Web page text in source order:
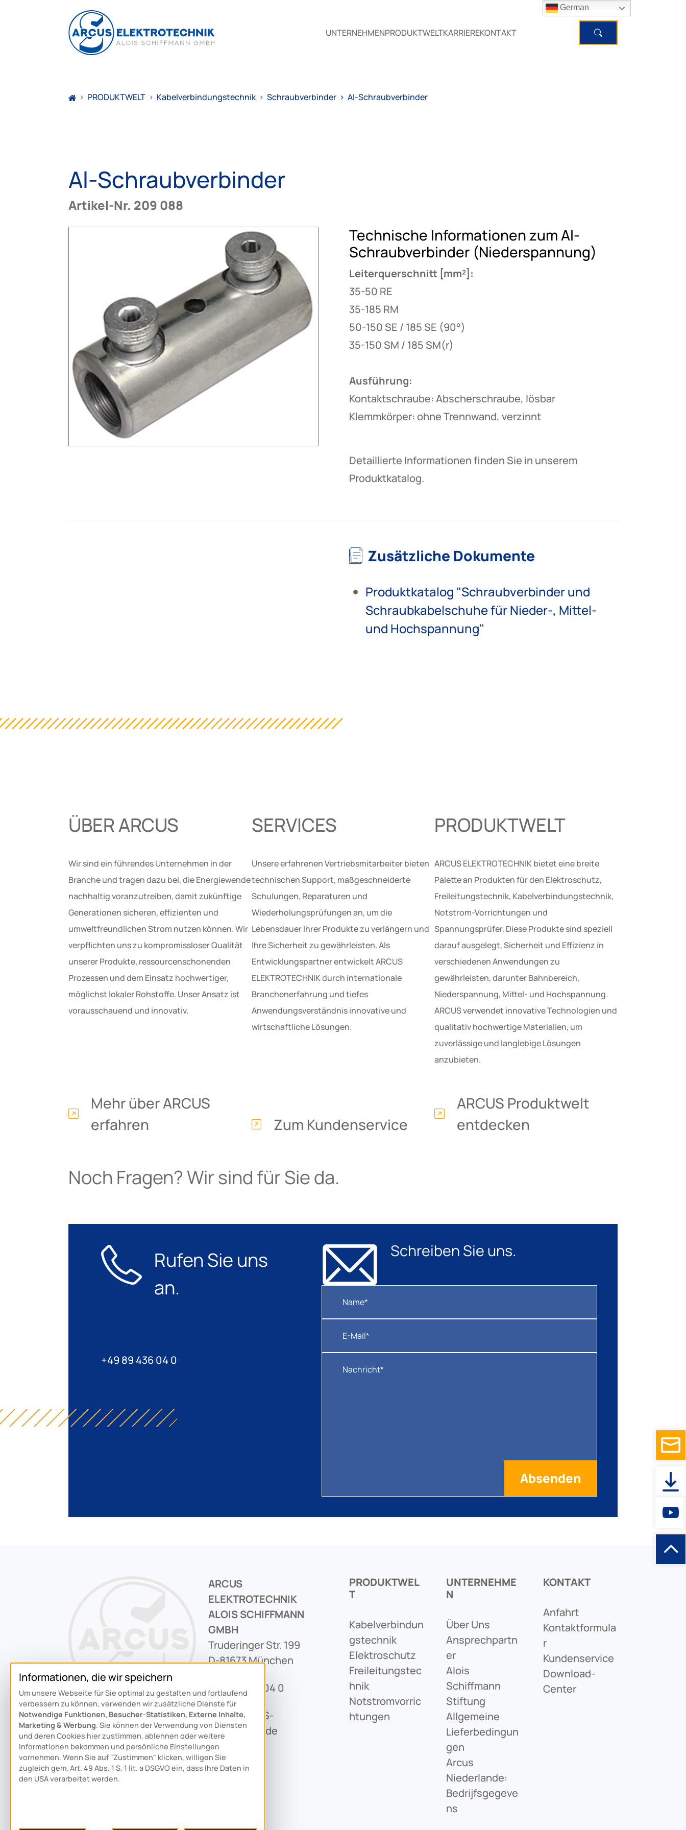
UNTERNEHMENPRODUKTWELTKARRIEREKONTAKT
> PRODUKTWELT > Kabelverbindungstechnik > Schraubverbinder > Al-Schraubverbinder
Al-Schraubverbinder
Artikel-Nr. 209 088
Technische Informationen zum Al-
Schraubverbinder (Niederspannung)
Leiterquerschnitt [mm²]:
35-50 RE
35-185 RM
50-150 SE / 185 SE (90°)
35-150 SM / 185 SM(r)
Ausführung:
Kontaktschraube: Abscherschraube, lösbar
Klemmkörper: ohne Trennwand, verzinnt
Detaillierte Informationen finden Sie in unserem
Produktkatalog.
Zusätzliche Dokumente
Produktkatalog "Schraubverbinder und
Schraubkabelschuhe für Nieder-, Mittel-
und Hochspannung"
ÜBER ARCUS
Wir sind ein führendes Unternehmen in der
Branche und tragen dazu bei, die Energiewende
nachhaltig voranzutreiben, damit zukünftige
Generationen sicheren, effizienten und
umweltfreundlichen Strom nutzen können. Wir
verpflichten uns zu kompromissloser Qualität
unserer Produkte, ressourcenschonenden
Prozessen und dem Einsatz hochwertiger,
möglichst lokaler Rohstoffe. Unser Ansatz ist
vorausschauend und innovativ.
Mehr über ARCUS
erfahren
SERVICES
Unsere erfahrenen Vertriebsmitarbeiter bieten
technischen Support, maßgeschneiderte
Schulungen, Reparaturen und
Wiederholungsprüfungen an, um die
Lebensdauer Ihrer Produkte zu verlängern und
Ihre Sicherheit zu gewährleisten. Als
Entwicklungspartner entwickelt ARCUS
ELEKTROTECHNIK durch internationale
Branchenerfahrung und tiefes
Anwendungsverständnis innovative und
wirtschaftliche Lösungen.
Zum Kundenservice
PRODUKTWELT
ARCUS ELEKTROTECHNIK bietet eine breite
Palette an Produkten für den Elektroschutz,
Freileitungstechnik, Kabelverbindungstechnik,
Notstrom-Vorrichtungen und
Spannungsprüfer. Diese Produkte sind speziell
darauf ausgelegt, Sicherheit und Effizienz in
verschiedenen Anwendungen zu
gewährleisten, darunter Bahnbereich,
Niederspannung, Mittel- und Hochspannung.
ARCUS verwendet innovative Technologien und
qualitativ hochwertige Materialien, um
zuverlässige und langlebige Lösungen
anzubieten.
ARCUS Produktwelt
entdecken
Noch Fragen? Wir sind für Sie da.
Rufen Sie uns
an.
+49 89 436 04 0
Schreiben Sie uns.
ARCUS
ELEKTROTECHNIK
ALOIS SCHIFFMANN
GMBH
Truderinger Str. 199
D-81673 München
+49 89 436 04 0
info@ARCUS-
Schiffmann.de
PRODUKTWEL
T
Kabelverbindun
Gstechnik
Elektroschutz
Freileitungstec
Hnik
Notstromvorric
Htungen
UNTERNEHME
N
Über Uns
Ansprechpartn
Er
Alois
Schiffmann
Stiftung
Allgemeine
Lieferbedingun
Gen
Arcus
Niederlande:
Bedrijfsgegeve
Ns
KONTAKT
Anfahrt
Kontaktformula
R
Kundenservice
Download-
Center
German
Informationen, die wir speichern
Um unsere Webseite für Sie optimal zu gestalten und fortlaufend
verbessern zu können, verwenden wir zusätzliche Dienste für
Notwendige Funktionen, Besucher-Statistiken, Externe Inhalte,
Marketing & Werbung. Sie können der Verwendung von Diensten
und deren Cookies hier zustimmen, ablehnen oder weitere
Informationen bekommen und persönliche Einstellungen
vornehmen. Wenn Sie auf "Zustimmen" klicken, willigen Sie
zugleich gem. Art. 49 Abs. 1 S. 1 lit. a DSGVO ein, dass Ihre Daten in
den USA verarbeitet werden.